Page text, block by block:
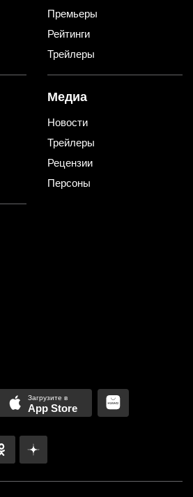
Премьеры
Рейтинги
Трейлеры
Медиа
Новости
Трейлеры
Рецензии
Персоны
App Store